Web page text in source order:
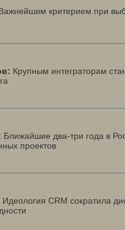
критерием при
Крупным интеграторам
Ближайшие два-три года в
проектов
Идеология CRM сократила